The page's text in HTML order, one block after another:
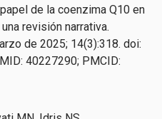
de la coenzima Q10 en
revisión narrativa.
de 2025; 14(3):318. doi:
40227290; PMCID: